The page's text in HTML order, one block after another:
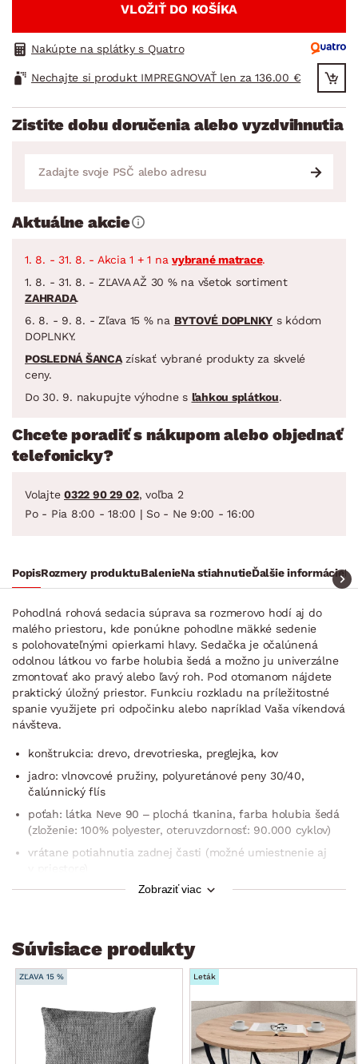
VLOŽIŤ DO KOŠÍKA
Nakúpte na splátky s Quatro
Nechajte si produkt IMPREGNOVAŤ len za 136.00 €
Zistite dobu doručenia alebo vyzdvihnutia
Aktuálne akcie
1. 8. - 31. 8. - Akcia 1 + 1 na vybrané matrace.
1. 8. - 31. 8. - ZĽAVA AŽ 30 % na všetok sortiment
ZAHRADA.
6. 8. - 9. 8. - Zľava 15 % na BYTOVÉ DOPLNKY s kódom
DOPLNKY.
POSLEDNÁ ŠANCAzískať vybrané produkty za skvelé
ceny.
Do 30. 9. nakupujte výhodne s ľahkou splátkou.
Chcete poradiť s nákupom alebo objednať
telefonicky?
Volajte 0322 90 29 02, voľba 2
Po - Pia 8:00 - 18:00 | So - Ne 9:00 - 16:00
PopisRozmery produktuBalenieNa stiahnutieĎalšie informácie
Pohodlná rohová sedacia súprava sa rozmerovo hodí aj do
malého priestoru, kde ponúkne pohodlne mäkké sedenie
s polohovateľnými opierkami hlavy. Sedačka je očalúnená
odolnou látkou vo farbe holubia šedá a možno ju univerzálne
zmontovať ako pravý alebo ľavý roh. Pod otomanom nájdete
praktický úložný priestor. Funkciu rozkladu na príležitostné
spanie využijete pri odpočinku alebo napríklad Vaša víkendová
návšteva.
konštrukcia: drevo, drevotrieska, preglejka, kov
jadro: vlnovcové pružiny, polyuretánové peny 30/40,
čalúnnický flís
poťah: látka Neve 90 – plochá tkanina, farba holubia šedá
(zloženie: 100% polyester, oteruvzdornosť: 90.000 cyklov)
vrátane potiahnutia zadnej časti (možné umiestnenie aj
rohový pôdorys – univerzálna montáž ako pravý alebo ľavý
sedák: komfortne mäkký
operadlo: stredne mäkké, pohodlný sklon
s polohovateľnou funkciou (nastavenie ľubovoľnej polohy,
opierky zaistia komfortné opretie hornej časti chrbta/hlavy
a vďaka možnosti nastavenia ich sklonu si tak môžete
prispôsobiť štýl sedenia podľa Vašej individuálnej potreby)
Zobraziť viac
Súvisiace produkty
ZĽAVA 15 % Leták